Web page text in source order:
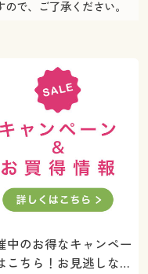
で、ご了承ください。
中のお得なキャンペー
こちら！お見逃しな